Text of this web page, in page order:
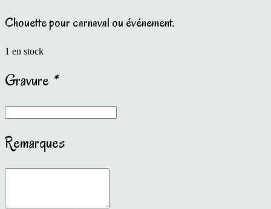
Chouette pour carnaval ou événement.
1 en stock
Gravure *
Remarques